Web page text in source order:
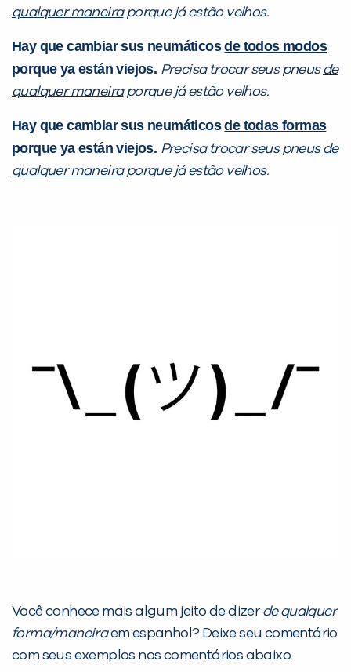
qualquer maneiraporque já estão velhos.
Hay que cambiar sus neumáticosde todos modos
porque ya están viejos. Precisa trocar seus pneusde
qualquer maneiraporque já estão velhos.
Hay que cambiar sus neumáticosde todas formas
porque ya están viejos. Precisa trocar seus pneusde
qualquer maneiraporque já estão velhos.
Você conhece mais algum jeito de dizerde qualquer
forma/maneiraem espanhol? Deixe seu comentário
com seus exemplos nos comentários abaixo.